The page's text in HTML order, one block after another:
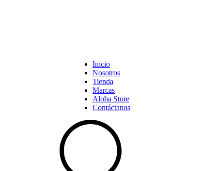
Inicio
Nosotros
Tienda
Marcas
Aloha Store
Contáctanos